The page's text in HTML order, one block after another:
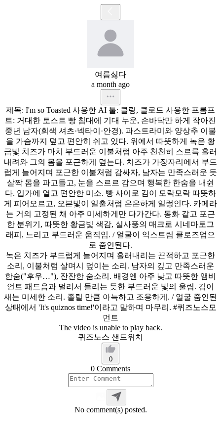
여름싫다
a month ago
제목: I'm so Toasted 사용한 AI 툴: 클링, 클로드 사용한 프롬프
트: 거대한 토스트 빵 침대에 기대 누운, 손바닥만 하게 작아진
중년 남자(회색 셔츠·넥타이·안경). 파스트라미와 양상추 이불
을 가슴까지 덮고 편안히 쉬고 있다. 위에서 따뜻하게 녹은 황
금빛 치즈가 마치 부드러운 이불처럼 아주 천천히 스르륵 흘러
내려와 그의 몸을 포근하게 덮는다. 치즈가 가장자리에서 부드
럽게 늘어지며 포근한 이불처럼 감싸자, 남자는 만족스러운 듯
살짝 몸을 파고들고, 눈을 스르르 감으며 행복한 한숨을 내쉰
다. 입가에 옅고 편안한 미소. 빵 사이로 김이 모락모락 따뜻하
게 피어오르고, 오븐빛이 일출처럼 은은하게 일렁인다. 카메라
는 거의 고정된 채 아주 미세하게만 다가간다. 동화 같고 포근
한 분위기, 따뜻한 황금빛 색감, 실사풍의 매크로 시네마토그
래피, 느리고 부드러운 움직임. / 얼굴이 익스트림 클로즈업으
로 줌인된다.
녹은 치즈가 부드럽게 늘어지며 흘러내리는 끈적하고 포근한
소리, 이불처럼 살며시 덮이는 소리. 남자의 깊고 만족스러운
한숨("후우…"), 잔잔한 숨소리. 배경엔 아주 낮고 따뜻한 앰비
언트 패드음과 멀리서 들리는 듯한 부드러운 빛의 울림. 김이
새는 미세한 소리. 졸릴 만큼 아늑하고 조용하게. / 얼굴 줌인된
상태에서 'It's quiznos time!'이라고 말하며 마무리. #퀴즈노스모
먼트
The video is unable to play back.
퀴즈노스 샌드위치
0
0 Comments
No comment(s) posted.